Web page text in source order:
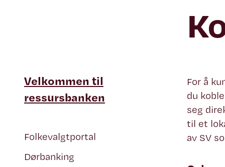
Velkommen til
ressursbanken
Folkevalgtportal
Dørbanking
For å
du
seg
til et
av SV